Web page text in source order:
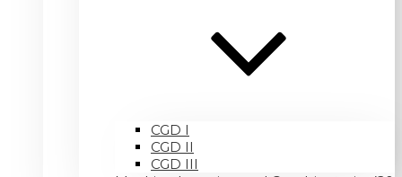
CGD I
CGD II
CGD III